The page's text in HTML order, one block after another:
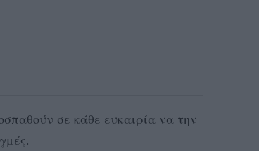
σε κάθε ευκαιρία να την